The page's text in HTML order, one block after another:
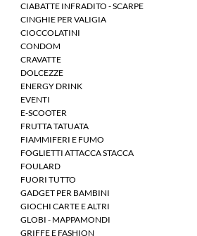
CIABATTE INFRADITO - SCARPE
CINGHIE PER VALIGIA
CIOCCOLATINI
CONDOM
CRAVATTE
DOLCEZZE
ENERGY DRINK
EVENTI
E-SCOOTER
FRUTTA TATUATA
FIAMMIFERI E FUMO
FOGLIETTI ATTACCA STACCA
FOULARD
FUORI TUTTO
GADGET PER BAMBINI
GIOCHI CARTE E ALTRI
GLOBI - MAPPAMONDI
GRIFFE E FASHION